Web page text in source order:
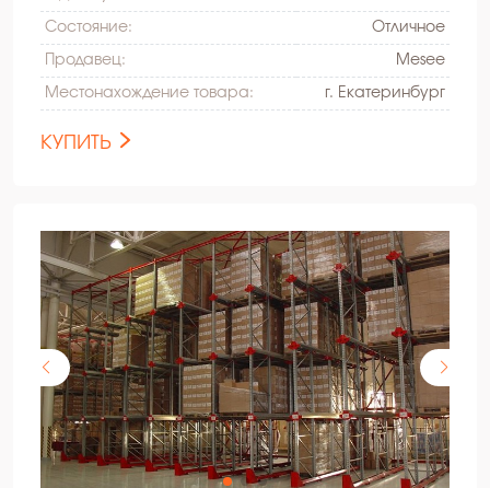
Состояние: Oтличное
Продавец: Mesee
Местонахождение товара: г. Екатеринбург
КУПИТЬ